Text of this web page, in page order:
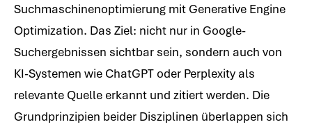
Suchmaschinenoptimierung mit Generative Engine
Optimization. Das Ziel: nicht nur in Google-
Suchergebnissen sichtbar sein, sondern auch von
KI-Systemen wie ChatGPT oder Perplexity als
relevante Quelle erkannt und zitiert werden. Die
Grundprinzipien beider Disziplinen überlappen sich